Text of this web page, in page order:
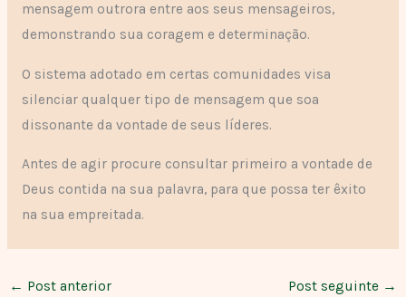
mensagem outrora entre aos seus mensageiros,
demonstrando sua coragem e determinação.
O sistema adotado em certas comunidades visa
silenciar qualquer tipo de mensagem que soa
dissonante da vontade de seus líderes.
Antes de agir procure consultar primeiro a vontade de
Deus contida na sua palavra, para que possa ter êxito
na sua empreitada.
← Post anterior Post seguinte →